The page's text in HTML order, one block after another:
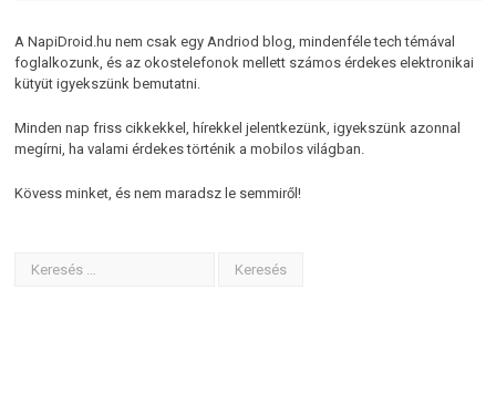
A NapiDroid.hu nem csak egy Andriod blog, mindenféle tech témával
foglalkozunk, és az okostelefonok mellett számos érdekes elektronikai
kütyüt igyekszünk bemutatni.
Minden nap friss cikkekkel, hírekkel jelentkezünk, igyekszünk azonnal
megírni, ha valami érdekes történik a mobilos világban.
Kövess minket, és nem maradsz le semmiről!